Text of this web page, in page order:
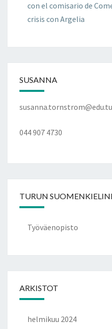
con el comisario de
crisis con Argelia
SUSANNA
044 907 4730
TURUN
Työväenopisto
ARKISTOT
helmikuu 2024